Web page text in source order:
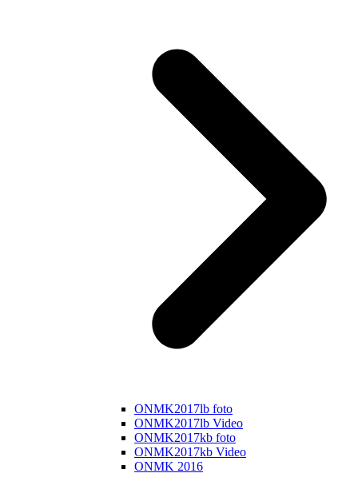
ONMK2017lb foto
ONMK2017lb Video
ONMK2017kb foto
ONMK2017kb Video
ONMK 2016